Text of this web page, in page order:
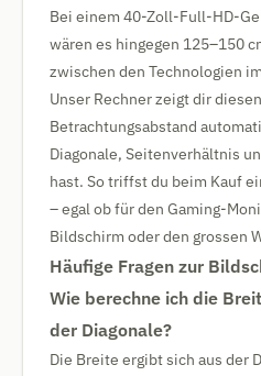
Bei einem 40-Zoll-Full-HD-
wären es hingegen 125–150
zwischen den Technologien
Unser Rechner zeigt dir
Betrachtungsabstand
Diagonale, Seitenverhältnis
hast. So triffst du beim Kauf
– egal ob für den Gaming-
Bildschirm oder den grossen
Häufige Fragen zur
Wie berechne ich die
der Diagonale?
Die Breite ergibt sich aus der